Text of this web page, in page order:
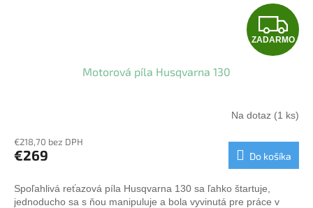
Z
A
A
R
M
ZADARMO
Motorová píla Husqvarna 130
Na dotaz (1 ks)
€218,70 bez DPH
€269 Do košíka
Spoľahlivá reťazová píla Husqvarna 130 sa ľahko štartuje,
jednoducho sa s ňou manipuluje a bola vyvinutá pre práce v